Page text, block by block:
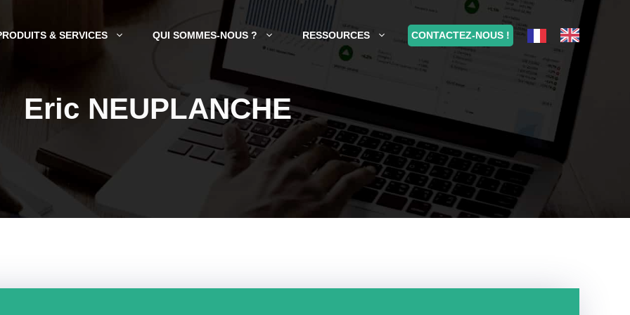
& SERVICES QUI SOMMES-NOUS ? RESSOURCES CONTACTEZ-NOUS !
Eric NEUPLANCHE